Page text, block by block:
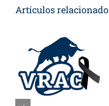
Artículos